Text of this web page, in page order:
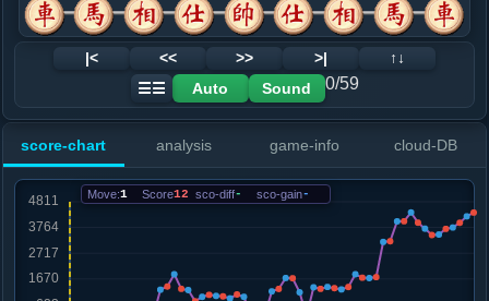
.....车９进１
红+981
12. 车八进五
红+963
红+881
车９平６
13. 马五进七
红+1040
炮五平四
仕四进五
.....卒３平４
红+174
15. 炮五退一
.....砲３进２
16. 炮五平八
|< << >> >|
↑↓
☰☰
Auto Sound 0/59
score-chart analysis game-info cloud-DB
Move:1 Score12 sco-diff- sco-gain-